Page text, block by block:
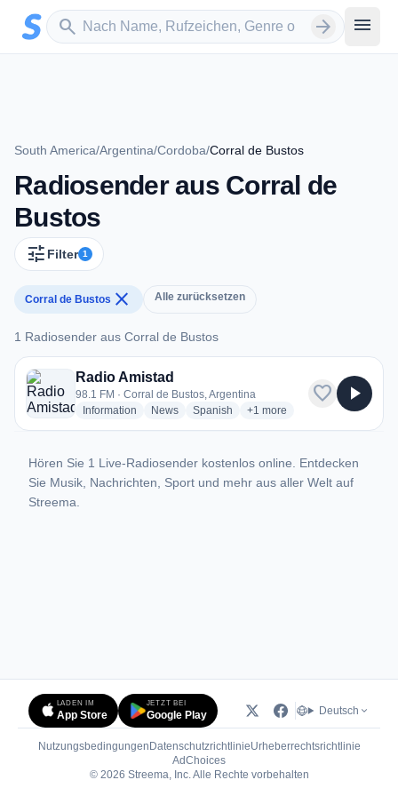
Zum Hauptinhalt springen
search
Sender suchen arrow_forward menu
South America/Argentina/Cordoba/Corral de Bustos
Radiosender aus Corral de
Bustos
tune Filter 1
Corral de Bustos close Alle zurücksetzen
1 Radiosender aus Corral de Bustos
1 Radiosender aus Corral de Bustos
Radio Amistad
98.1 FM · Corral de Bustos, Argentina
Information radio stations
Newsradio stations
Spanish radio stations
+1 more genres for Radio
more
favorite play_arrow
Hören Sie 1 Live-Radiosender kostenlos online. Entdecken
Sie Musik, Nachrichten, Sport und mehr aus aller Welt auf
Streema.
LADEN IM
App Store
JETZT BEI
Google Play Deutsch
Nutzungsbedingungen DatenschutzrichtlinieUrheberrechtsrichtlinie
AdChoices(öffnet in neuem Tab)
© 2026 Streema, Inc. Alle Rechte vorbehalten